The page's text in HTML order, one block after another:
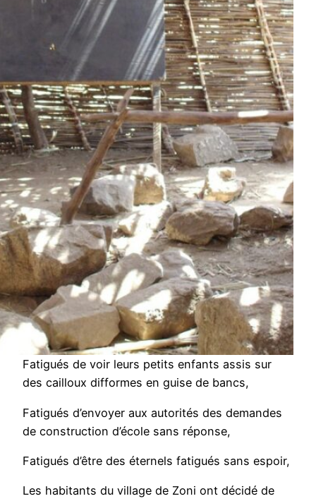
Fatigués de voir leurs petits enfants assis sur
des cailloux difformes en guise de bancs,
Fatigués d’envoyer aux autorités des demandes
de construction d’école sans réponse,
Fatigués d’être des éternels fatigués sans espoir,
Les habitants du village de Zoni ont décidé de